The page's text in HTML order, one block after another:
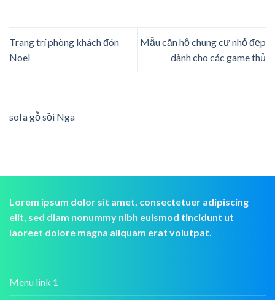
Trang trí phòng khách đón
Noel
Mẫu căn hộ chung cư nhỏ đẹp
dành cho các game thủ
sofa gỗ sồi Nga
Lorem ipsum dolor sit amet, consectetuer adipiscing
elit, sed diam nonummy nibh euismod tincidunt ut
laoreet dolore magna aliquam erat volutpat.
Menu link 1